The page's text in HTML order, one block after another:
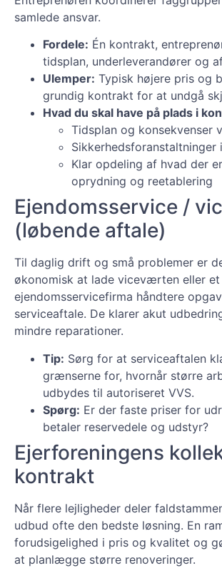
samlede ansvar.
Fordele: Én kontrakt,
tidsplan, underleverandører og
Ulemper: Typisk højere pris og
grundig kontrakt for at undgå
Hvad du skal have på plads i
Tidsplan og konsekvenser
Klar opdeling af hvad der
oprydning og reetablering
Ejendomsservice /
(løbende aftale)
Til daglig drift og små problemer er
økonomisk at lade viceværten eller et
ejendomsservicefirma håndtere
serviceaftale. De klarer akut
mindre reparationer.
Tip: Sørg for at serviceaftalen
grænserne for, hvornår større
udbydes til autoriseret VVS.
Spørg: Er der faste priser for
betaler reservedele og udstyr?
Ejerforeningens
kontrakt
Når flere lejligheder deler
udbud ofte den bedste løsning. En
forudsigelighed i pris og kvalitet og
at planlægge større renoveringer.